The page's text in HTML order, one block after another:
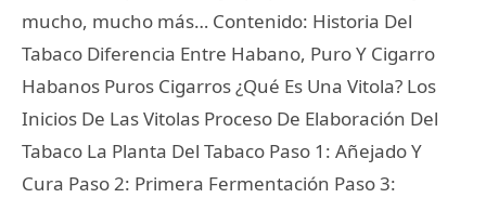
mucho, mucho más… Contenido: Historia Del
Tabaco Diferencia Entre Habano, Puro Y Cigarro
Habanos Puros Cigarros ¿Qué Es Una Vitola? Los
Inicios De Las Vitolas Proceso De Elaboración Del
Tabaco La Planta Del Tabaco Paso 1: Añejado Y
Cura Paso 2: Primera Fermentación Paso 3: